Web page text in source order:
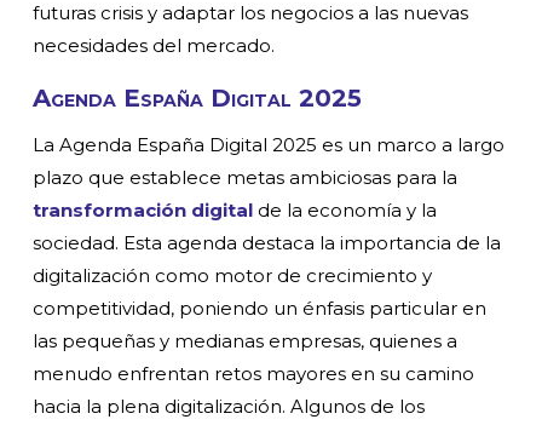
futuras crisis y adaptar los negocios a las nuevas
necesidades del mercado.
Agenda España Digital 2025
La Agenda España Digital 2025 es un marco a largo
plazo que establece metas ambiciosas para la
transformación digital de la economía y la
sociedad. Esta agenda destaca la importancia de la
digitalización como motor de crecimiento y
competitividad, poniendo un énfasis particular en
las pequeñas y medianas empresas, quienes a
menudo enfrentan retos mayores en su camino
hacia la plena digitalización. Algunos de los